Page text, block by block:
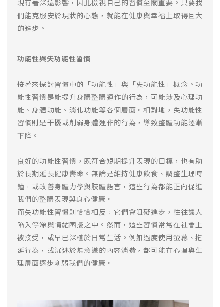
現有著深遠影響，因此檢視自己的習慣至關重要。只要我
們能克服安於現狀的心態，就能在健康與幸福上取得巨大
的進步。
功能性與失功能性習慣
接著來探討習慣中的「功能性」與「失功能性」概念。功
能性習慣是能提升身體整體運作的行為，可能涉及心理功
能、身體功能、消化功能等各個層面。相對地，失功能性
習慣則是干擾或削弱身體運作的行為，導致整體功能逐漸
下降。
良好的功能性習慣，既符合短期提升表現的目標，也有助
於長期延長健康壽命。無論是維持健康飲食、調整生理時
鐘，或改善身體力學與肢體語言，這些行為都能正向促進
我們的整體表現與身心健康。
而失功能性習慣則恰恰相反，它們會阻礙進步，往往讓人
陷入停滯與情緒困擾之中。然而，這些習慣常常在社會上
被接受，或早已深植於日常生活。例如過度使用螢幕、拖
延行為，或沉迷於無意識的內容消費，都可能在心理與生
理層面逐步削弱我們的健康。